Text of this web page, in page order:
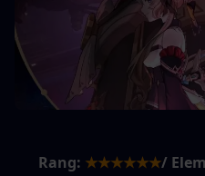
Rang: ★★★★★★/